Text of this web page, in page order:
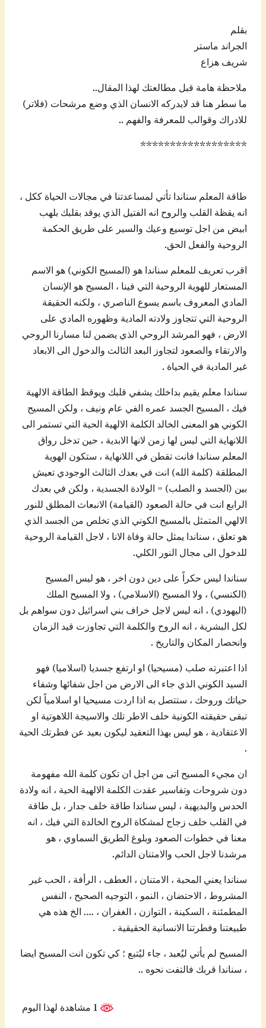
بقلم
الجراند ماستر
شريف هزاع
ملاحظة هامة قبل مطالعتك لهذا المقال..
ما سطر هنا قد لايدركه الانسان الذي وضع مرشحات (فلاتر)
للادراك وقوالب للمعرفة والفهم ..
******************
طاقة المعلم سناندا تأتي لمساعدتنا في مجالات الحياة ككل ،
انه يقظة القلب والروح انه الفتيل الذي يوقد بقلبك بلهب
ابيض من اجل توسيع وعيك والسير على طريق الحكمة
الروحية والفعل الحق.
اقرب تعريف للمعلم سناندا هو (المسيح الكوني) هو الاسم
المستعار للهوية الروحية التي فينا ، المسيح هو الإنسان
المادي المعروف باسم يسوع الناصري ، ولكنه الحقيقة
الروحية التي تتجاوز ولادته المادية وظهوره المادي على
الارض ، فهو المرشد الروحي الذي يضمن لنا مسارنا الروحي
والارتقاء والصعود لتجاوز البعد الثالث والدخول الى الابعاد
غير المادية في الحياة .
سناندا معلم يقيم بداخلك يشفي قلبك ويوقظ الطاقة الالهية
فيك ، المسيح الجسد عمره الفي عام ونيف ، ولكن المسيح
الكوني هو المعنى الخالد الكلمة الالهية الحية التي تستمر الى
اللانهاية التي ليس لها زمن لانها الابدية ، حين تدخل رواق
المعلم سناندا فانت تقطن في اللانهاية ، ستكون الهوية
المطلقة (كلمة الله) انت في بعدك الثالث الوجودي تعيش
بين (الجسد و الصلب) = الولادة الجسدية ، ولكن في بعدك
الرابع انت في حالة الصعود (القيامة) الانبعاث المطلق للنور
الالهي المتمثل بالمسيح الكوني الذي تخلص من الجسد الذي
هو تعلق ، سناندا يمثل حالة وفاة الانا ، لاجل القيامة الروحية
للدخول الى مجال النور الكلي.
سناندا ليس حكراً على دين دون اخر ، هو ليس المسيح
(الكنسي) ، ولا المسيح (الاسلامي) ، ولا المسيح الملك
(اليهودي) ، انه ليس لاجل خراف بني اسرائيل دون سواهم بل
لكل البشرية ، انه الروح والكلمة التي تجاوزت قيد الزمان
وانحصار المكان والتاريخ .
اذا اعتبرته صلب (مسيحيا) او ارتفع جسديا (اسلاميا) فهو
السيد الكوني الذي جاء الى الارض من اجل شفائها وشفاء
حياتك وروحك ، ستتصل به اذا اردت مسيحيا او اسلامياً لكن
تبقى حقيقته الكونية خلف الاطر تلك والاسيجة اللاهوتية او
الاعتقادية ، هو ليس بهذا التعقيد ليكون بعيد عن فطرتك الحية
.
ان مجيء المسيح اتى من اجل ان تكون كلمة الله مفهومة
دون شروحات وتفاسير عقدت الكلمة الالهية الحية ، انه ولادة
الحدس والبديهية ، ليس سناندا طاقة خلف جدار ، بل طاقة
في القلب خلف زجاج لمشكاة الروح الخالدة التي فيك ، انه
معنا في خطوات الصعود وبلوغ الطريق السماوي ، هو
مرشدنا لاجل الحب والامتنان الدائم.
سناندا يعني المحبة ، الامتنان ، العطف ، الرأفة ، الحب غير
المشروط ، الاحتضان ، النمو ، التوجيه الصحيح ، النفس
المطمئنة ، السكينة ، التوازن ، الغفران ، …. الخ هذه هي
طبيعتنا وفطرتنا الانسانية الحقيقية .
المسيح لم يأتي ليُعبد ، جاء ليُتبع ؛ كي تكون انت المسيح ايضا
، سناندا قربك فالتفت نحوه ..